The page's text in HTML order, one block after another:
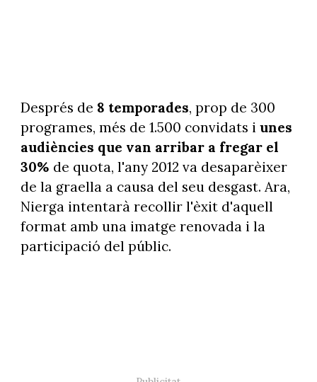
Després de 8 temporades, prop de 300
programes, més de 1.500 convidats i unes
audiències que van arribar a fregar el
30% de quota, l'any 2012 va desaparèixer
de la graella a causa del seu desgast. Ara,
Nierga intentarà recollir l'èxit d'aquell
format amb una imatge renovada i la
participació del públic.